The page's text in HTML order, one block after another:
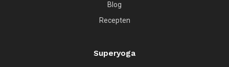
Blog
Recepten
Superyoga